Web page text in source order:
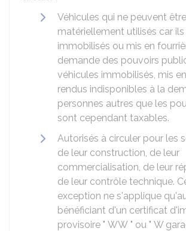
Véhicules qui ne peuvent être
matériellement utilisés car
immobilisés ou mis en
demande des pouvoirs
véhicules immobilisés, mis
rendus indisponibles à la
personnes autres que les
sont cependant taxables.
Autorisés à circuler pour les
de leur construction, de leur
commercialisation, de leur
de leur contrôle technique.
exception ne s'applique
bénéficiant d'un certificat
provisoire " WW " ou " W